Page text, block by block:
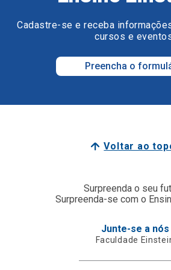
Cadastre-se e receba
cursos e
Preencha o
Voltar ao
Surpreenda o seu
Surpreenda-se com o
Junte-se a nós
Faculdade